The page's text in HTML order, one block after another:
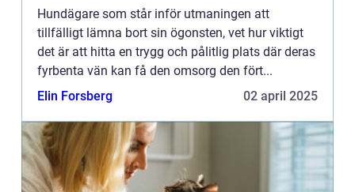
Hundägare som står inför utmaningen att
tillfälligt lämna bort sin ögonsten, vet hur viktigt
det är att hitta en trygg och pålitlig plats där deras
fyrbenta vän kan få den omsorg den fört...
Elin Forsberg
02 april 2025